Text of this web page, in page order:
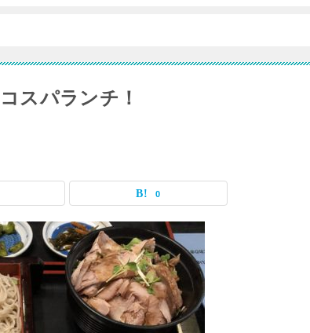
スパランチ！
0